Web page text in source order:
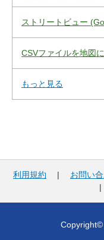
ストリートビュー
CSVファイルを地図
もっと見る
利用規約 | お問い
Copyright©